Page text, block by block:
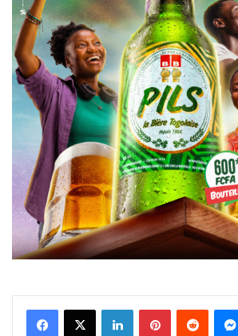
FacebookX Linkedin PinterestReddit